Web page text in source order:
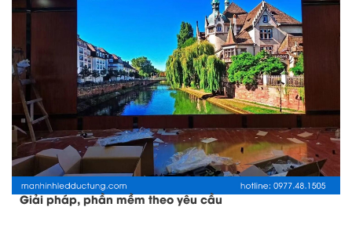
Giải pháp, phần mềm theo yêu cầu